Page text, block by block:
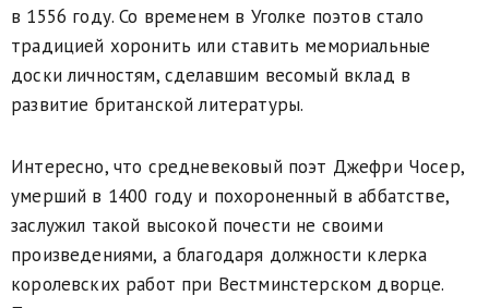
в 1556 году. Со временем в Уголке поэтов стало
традицией хоронить или ставить мемориальные
доски личностям, сделавшим весомый вклад в
развитие британской литературы.
Интересно, что средневековый поэт Джефри Чосер,
умерший в 1400 году и похороненный в аббатстве,
заслужил такой высокой почести не своими
произведениями, а благодаря должности клерка
королевских работ при Вестминстерском дворце.